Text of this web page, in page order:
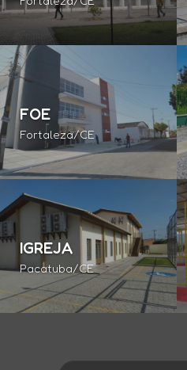
FOE
Fortaleza/CE
IGREJA
Pacatuba/CE